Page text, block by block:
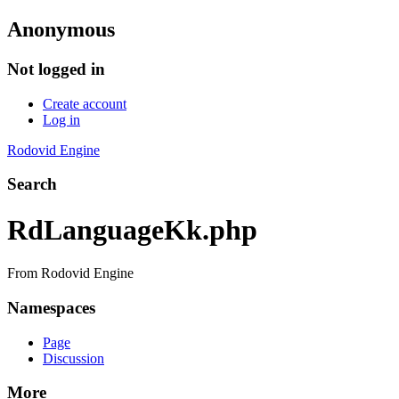
Anonymous
Not logged in
Create account
Log in
Rodovid Engine
Search
RdLanguageKk.php
From Rodovid Engine
Namespaces
Page
Discussion
More